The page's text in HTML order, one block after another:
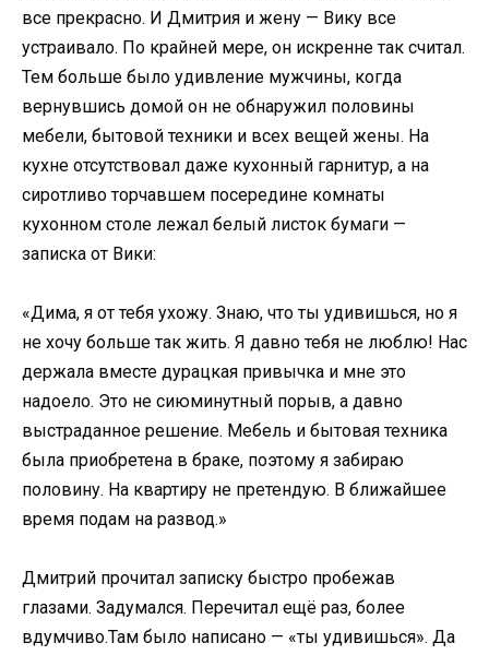
все прекрасно. И Дмитрия и жену — Вику все
устраивало. По крайней мере, он искренне так считал.
Тем больше было удивление мужчины, когда
вернувшись домой он не обнаружил половины
мебели, бытовой техники и всех вещей жены. На
кухне отсутствовал даже кухонный гарнитур, а на
сиротливо торчавшем посередине комнаты
кухонном столе лежал белый листок бумаги —
записка от Вики:
«Дима, я от тебя ухожу. Знаю, что ты удивишься, но я
не хочу больше так жить. Я давно тебя не люблю! Нас
держала вместе дурацкая привычка и мне это
надоело. Это не сиюминутный порыв, а давно
выстраданное решение. Мебель и бытовая техника
была приобретена в браке, поэтому я забираю
половину. На квартиру не претендую. В ближайшее
время подам на развод.»
Дмитрий прочитал записку быстро пробежав
глазами. Задумался. Перечитал ещё раз, более
вдумчиво.Там было написано — «ты удивишься». Да